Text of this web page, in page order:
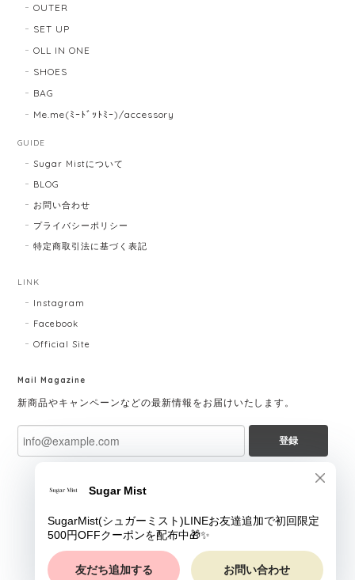
OUTER
SET UP
OLL IN ONE
SHOES
BAG
Me.me(ﾐｰﾄﾞｯﾄﾐｰ)/accessory
GUIDE
Sugar Mistについて
BLOG
お問い合わせ
プライバシーポリシー
特定商取引法に基づく表記
LINK
Instagram
Facebook
Official Site
Mail Magazine
新商品やキャンペーンなどの最新情報をお届けいたします。
登録